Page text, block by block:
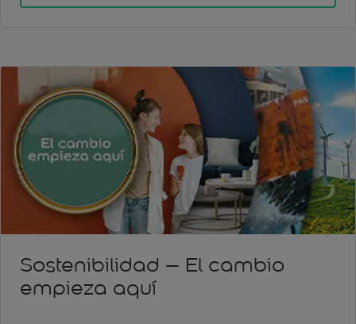
Sostenibilidad – El cambio
empieza aquí